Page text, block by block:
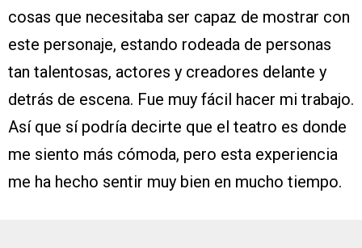
cosas que necesitaba ser capaz de mostrar con
este personaje, estando rodeada de personas
tan talentosas, actores y creadores delante y
detrás de escena. Fue muy fácil hacer mi trabajo.
Así que sí podría decirte que el teatro es donde
me siento más cómoda, pero esta experiencia
me ha hecho sentir muy bien en mucho tiempo.